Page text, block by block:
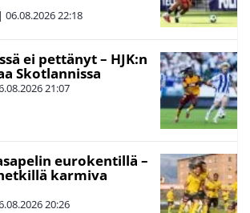
| 06.08.202622:18
ei pettänyt – HJK:n
Skotlannissa
21:07
eurokentillä –
karmiva
20:26